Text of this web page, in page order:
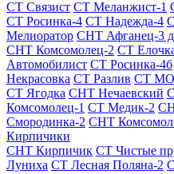
СТ Связист СТ Меланжист-1
СТ Росинка-4 СТ Надежда-4
Мелиоратор СНТ Афганец-3
СНТ Комсомолец-2 СТ
Автомобилист СТ Росинка-4б
Некрасовка СТ Разлив СТ
СТ Ягодка СНТ Нечаевский
Комсомолец-1 СТ Медик-2
Смородинка-2 СНТ
Кирпичики
СНТ Кирпичик СТ Чистые
Луниха СТ Лесная Поляна-2